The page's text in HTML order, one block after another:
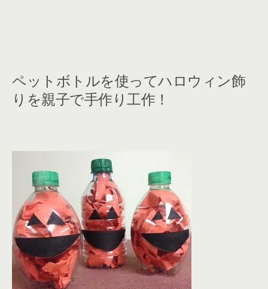
ペットボトルを使ってハロウィン飾
りを親子で手作り工作！